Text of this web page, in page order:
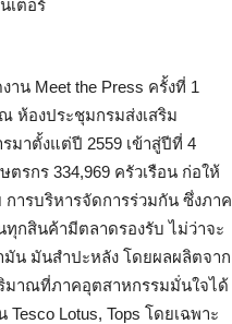
าน Meet the Press ครั้งที่ 1
ห้องประชุมกรมส่งเสริม
มาตั้งแต่ปี 2559 เข้าสู่ปีที่ 4
รกร 334,969 ครัวเรือน ก่อให้
การบริหารจัดการร่วมกัน ซึ่งภาค
ทุกสินค้ามีตลาดรองรับ ไม่ว่าจะ
มัน มันสำปะหลัง โดยผลผลิตจาก
มาณที่ภาคอุตสาหกรรมมั่นใจได้
Lotus, Tops โดยเฉพาะ